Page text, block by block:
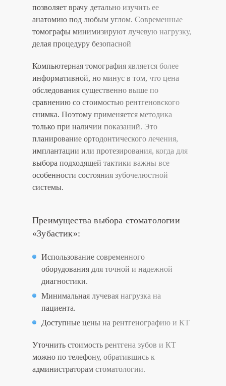
позволяет врачу детально изучить ее
анатомию под любым углом. Современные
томографы минимизируют лучевую нагрузку,
делая процедуру безопасной
Компьютерная томография является более
информативной, но минус в том, что цена
обследования существенно выше по
сравнению со стоимостью рентгеновского
снимка. Поэтому применяется методика
только при наличии показаний. Это
планирование ортодонтического лечения,
имплантации или протезирования, когда для
выбора подходящей тактики важны все
особенности состояния зубочелюстной
системы.
Преимущества выбора стоматологии
«Зубастик»:
Использование современного
оборудования для точной и надежной
диагностики.
Минимальная лучевая нагрузка на
пациента.
Доступные цены на рентгенографию и КТ
Уточнить стоимость рентгена зубов и КТ
можно по телефону, обратившись к
администраторам стоматологии.